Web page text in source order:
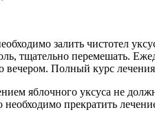
залить чистотел
тщательно перемешать.
вечером. Полный курс
яблочного уксуса не
прекратить